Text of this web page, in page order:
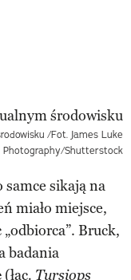
/Fot. James Luke
Photography/Shutterstock
samce sikają na
miało miejsce,
Bruck,
badania
(łac. Tursiops